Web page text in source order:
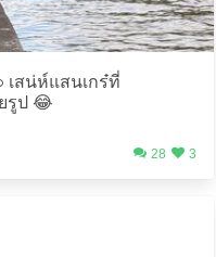
เสน่ห์แสนเกร๋ที่
รูป 😂
28 3